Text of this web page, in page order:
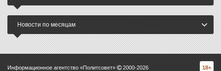
Новости по месяцам
Информационное агентство «Политсовет» 2000-2026 18+